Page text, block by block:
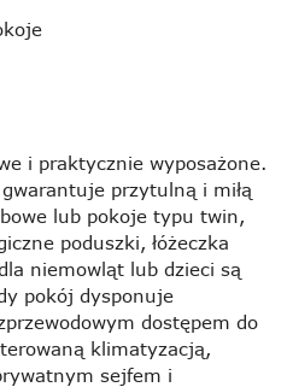
i praktycznie wyposażone.
przytulną i miłą
lub pokoje typu twin,
poduszki, łóżeczka
niemowląt lub dzieci są
pokój dysponuje
dostępem do
klimatyzacją,
sejfem i